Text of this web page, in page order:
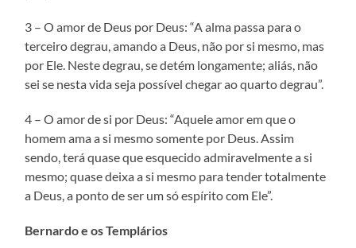
3 – O amor de Deus por Deus: “A alma passa para o
terceiro degrau, amando a Deus, não por si mesmo, mas
por Ele. Neste degrau, se detém longamente; aliás, não
sei se nesta vida seja possível chegar ao quarto degrau”.
4 – O amor de si por Deus: “Aquele amor em que o
homem ama a si mesmo somente por Deus. Assim
sendo, terá quase que esquecido admiravelmente a si
mesmo; quase deixa a si mesmo para tender totalmente
a Deus, a ponto de ser um só espírito com Ele”.
Bernardo e os Templários